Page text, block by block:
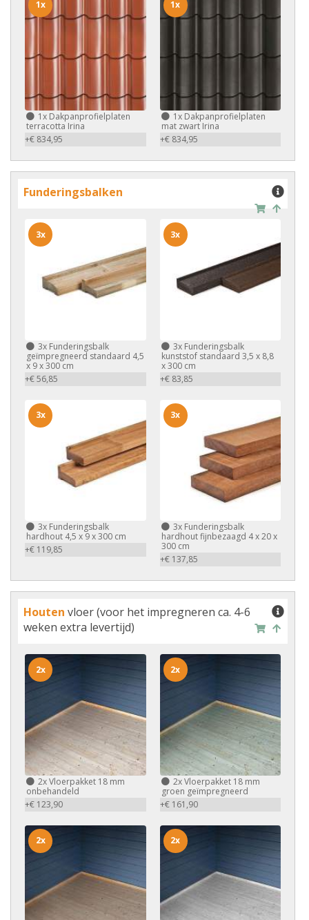
1x Dakpanprofielplaten
terracotta Irina
+€ 834,95
1x
1xDakpanprofielplaten
mat zwart Irina
+€ 834,95
1x
Funderingsbalken
3x Funderingsbalk
geïmpregneerd standaard 4,5
x 9 x 300 cm
+€ 56,85
3x
3xFunderingsbalk
kunststof standaard 3,5 x 8,8
x 300 cm
+€ 83,85
3x
3x Funderingsbalk
hardhout 4,5 x 9 x 300 cm
+€ 119,85
3x
3xFunderingsbalk
hardhout fijnbezaagd 4 x 20 x
300 cm
+€ 137,85
3x
Houten vloer (voor het impregneren ca. 4-6
weken extra levertijd)
2xVloerpakket 18 mm
onbehandeld
+€ 123,90
2x
2xVloerpakket 18 mm
groen geïmpregneerd
+€ 161,90
2x
2x 2x